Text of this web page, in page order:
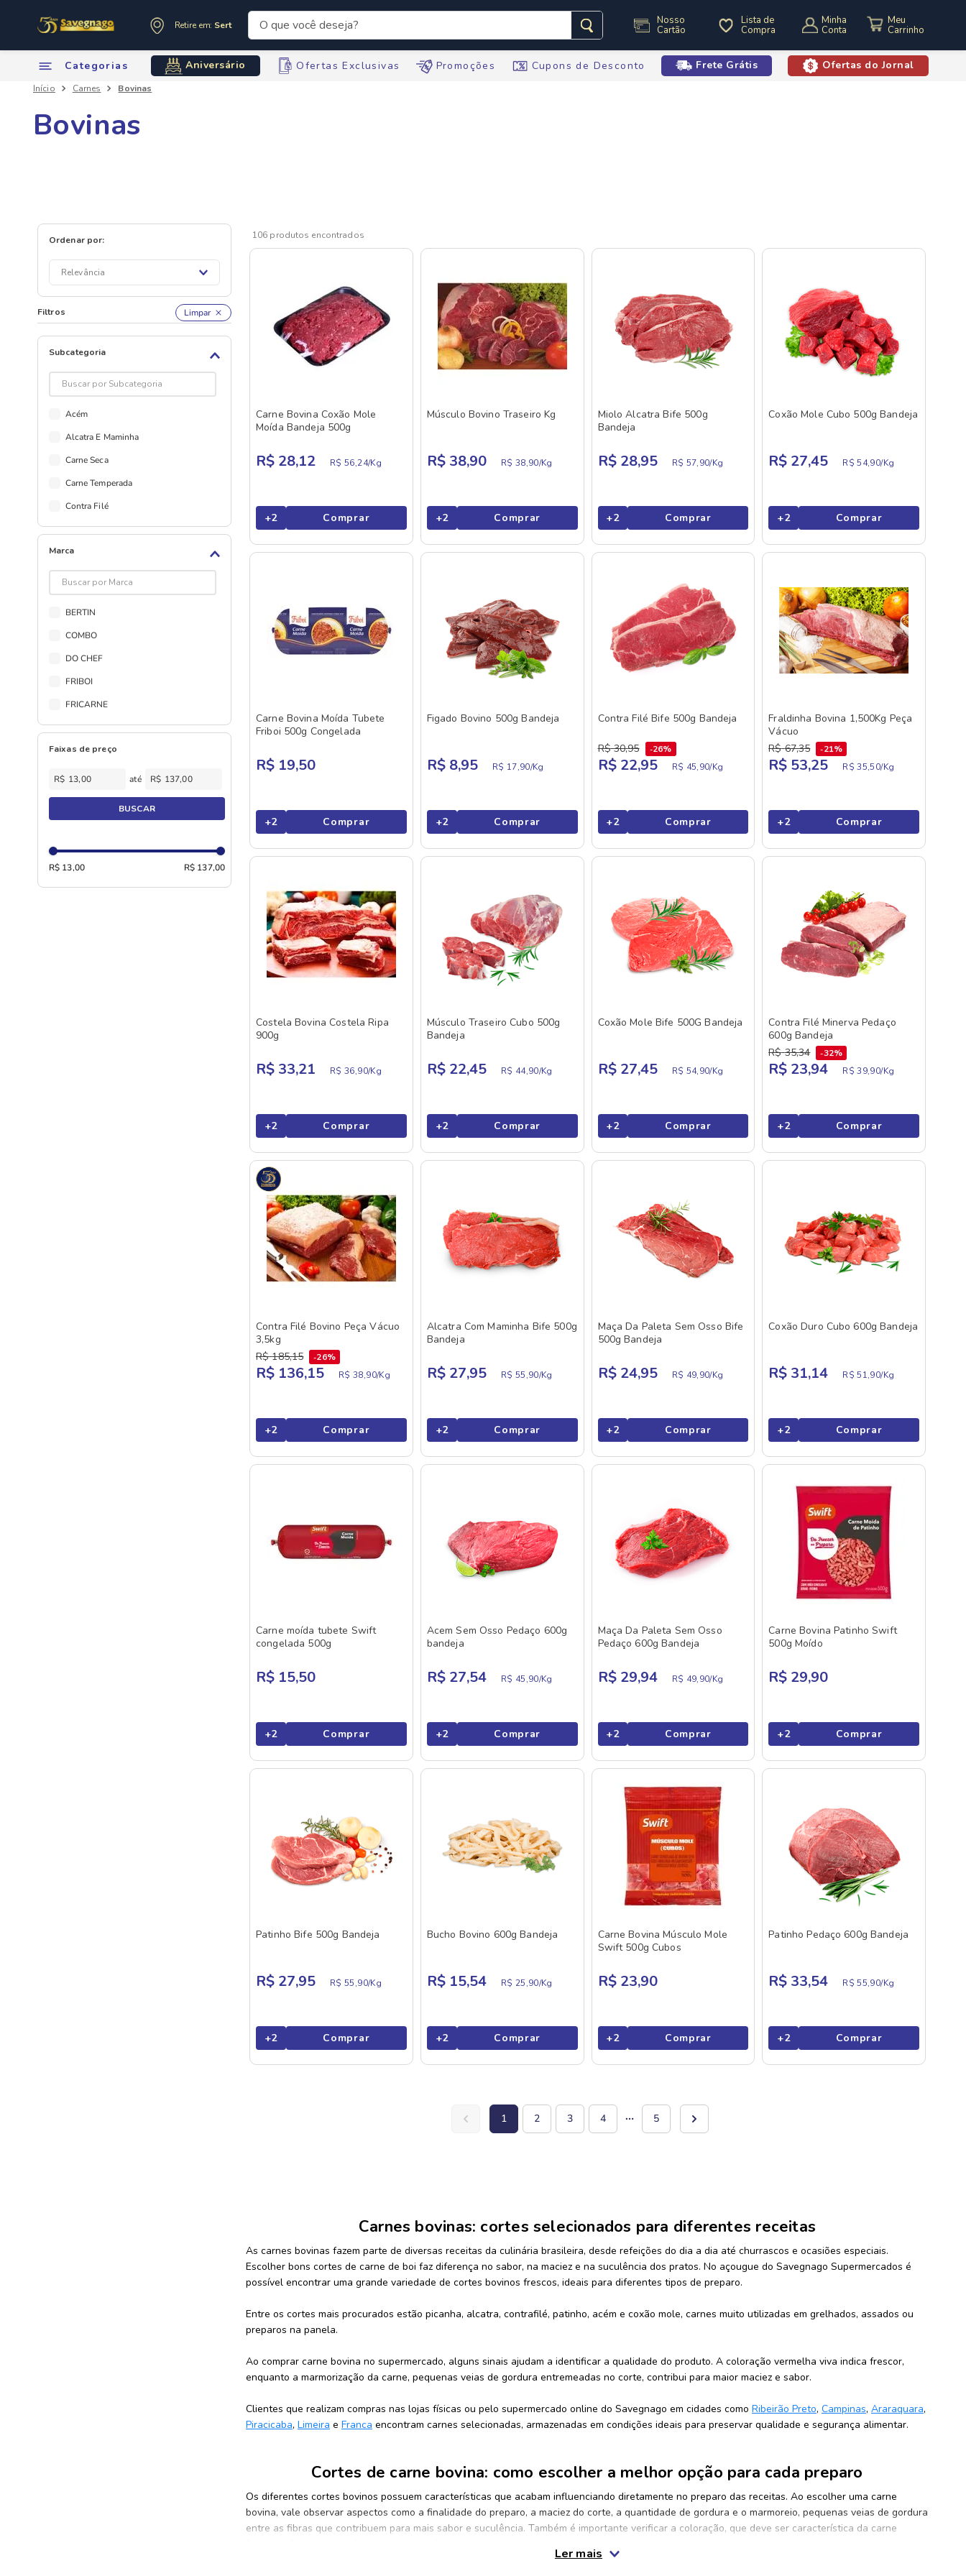
Retire em: Sertãozinho
O que você deseja? Nosso
Cartão
Lista de
Compra
Minha
Conta
Categorias Aniversário Ofertas Exclusivas Promoções Cupons de Desconto Frete Grátis Ofertas do Jornal
Carnes Bovinas
Bovinas
Relevância
Filtros
Subcategoria
Acém
Alcatra E Maminha
Carne Seca
Carne Temperada
Contra Filé
Costela
Coxão Duro
Coxão Mole
Cupim
Patinho
Marca
BERTIN
COMBO
DO CHEF
FRIBOI
FRICARNE
FRIGOL
IN NATURA
JBS
MATURATTA
MINERVA
PERDIGAO
PRIETO
Faixas de preço
R$ R$
BUSCAR
R$ 13,00 R$ 137,00
106 produtos
Carne Bovina Coxão Mole
Moída Bandeja 500g
R$ 28,12 R$ 56,24/Kg
+2 Comprar
Músculo Bovino Traseiro Kg
R$ 38,90 R$ 38,90/Kg
+2 Comprar
Miolo Alcatra Bife 500g
Bandeja
R$ 28,95 R$ 57,90/Kg
+2 Comprar
Coxão Mole Cubo 500g Bandeja
R$ 27,45 R$ 54,90/Kg
+2 Comprar
Carne Bovina Moída Tubete
Friboi 500g Congelada
R$ 19,50
+2 Comprar
Figado Bovino 500g Bandeja
R$ 8,95 R$ 17,90/Kg
+2 Comprar
Contra Filé Bife 500g Bandeja
R$ 30,95 26%
R$ 22,95 R$ 45,90/Kg
+2 Comprar
Fraldinha Bovina 1,500Kg Peça
Vácuo
R$ 67,35 21%
R$ 53,25 R$ 35,50/Kg
+2 Comprar
Costela Bovina Costela Ripa
900g
R$ 33,21 R$ 36,90/Kg
+2 Comprar
Músculo Traseiro Cubo 500g
Bandeja
R$ 22,45 R$ 44,90/Kg
+2 Comprar
Coxão Mole Bife 500G Bandeja
R$ 27,45 R$ 54,90/Kg
+2 Comprar
Contra Filé Minerva Pedaço
600g Bandeja
R$ 35,34 32%
R$ 23,94 R$ 39,90/Kg
+2 Comprar
Contra Filé Bovino Peça Vácuo
3,5kg
R$ 185,15 26%
R$ 136,15 R$ 38,90/Kg
+2 Comprar
Alcatra Com Maminha Bife 500g
Bandeja
R$ 27,95 R$ 55,90/Kg
+2 Comprar
Maça Da Paleta Sem Osso Bife
500g Bandeja
R$ 24,95 R$ 49,90/Kg
+2 Comprar
Coxão Duro Cubo 600g Bandeja
R$ 31,14 R$ 51,90/Kg
+2 Comprar
Carne moída tubete Swift
congelada 500g
R$ 15,50
+2 Comprar
Acem Sem Osso Pedaço 600g
bandeja
R$ 27,54 R$ 45,90/Kg
+2 Comprar
Maça Da Paleta Sem Osso
Pedaço 600g Bandeja
R$ 29,94 R$ 49,90/Kg
+2 Comprar
Carne Bovina Patinho Swift
500g Moído
R$ 29,90
+2 Comprar
Patinho Bife 500g Bandeja
R$ 27,95 R$ 55,90/Kg
+2 Comprar
Bucho Bovino 600g Bandeja
R$ 15,54 R$ 25,90/Kg
+2 Comprar
Carne Bovina Músculo Mole
Swift 500g Cubos
R$ 23,90
+2 Comprar
Patinho Pedaço 600g Bandeja
R$ 33,54 R$ 55,90/Kg
+2 Comprar
1 2 3 4 5
Carnes bovinas: cortes selecionados para diferentes receitas
As carnes bovinas fazem parte de diversas receitas da culinária brasileira, desde refeições do dia a dia até churrascos e ocasiões especiais.
Escolher bons cortes de carne de boi faz diferença no sabor, na maciez e na suculência dos pratos. No açougue do Savegnago Supermercados é
possível encontrar uma grande variedade de cortes bovinos frescos, ideais para diferentes tipos de preparo.
Entre os cortes mais procurados estão picanha, alcatra, contrafilé, patinho, acém e coxão mole, carnes muito utilizadas em grelhados, assados ou
preparos na panela.
Ao comprar carne bovina no supermercado, alguns sinais ajudam a identificar a qualidade do produto. A coloração vermelha viva indica frescor,
enquanto a marmorização da carne, pequenas veias de gordura entremeadas no corte, contribui para maior maciez e sabor.
Clientes que realizam compras nas lojas físicas ou pelo supermercado online do Savegnago em cidades como Ribeirão Preto, Campinas, Araraquara,
Piracicaba, Limeira e Franca encontram carnes selecionadas, armazenadas em condições ideais para preservar qualidade e segurança alimentar.
Cortes de carne bovina: como escolher a melhor opção para cada preparo
Os diferentes cortes bovinos possuem características que acabam influenciando diretamente no preparo das receitas. Ao escolher uma carne
bovina, vale observar aspectos como a finalidade do preparo, a maciez do corte, a quantidade de gordura e o marmoreio, pequenas veias de gordura
entre as fibras que contribuem para mais sabor e suculência. Também é importante verificar a coloração, que deve ser característica da carne
Ler mais
Termos mais buscados
leite
9 º
aniversario